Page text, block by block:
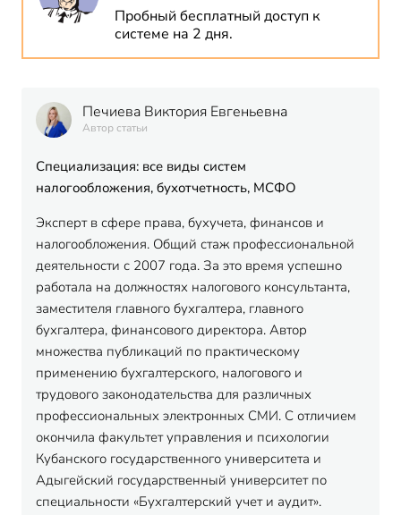
Пробный бесплатный доступ к
системе на 2 дня.
Печиева Виктория Евгеньевна
Автор статьи
Специализация: все виды систем
налогообложения, бухотчетность, МСФО
Эксперт в сфере права, бухучета, финансов и
налогообложения. Общий стаж профессиональной
деятельности с 2007 года. За это время успешно
работала на должностях налогового консультанта,
заместителя главного бухгалтера, главного
бухгалтера, финансового директора. Автор
множества публикаций по практическому
применению бухгалтерского, налогового и
трудового законодательства для различных
профессиональных электронных СМИ. С отличием
окончила факультет управления и психологии
Кубанского государственного университета и
Адыгейский государственный университет по
специальности «Бухгалтерский учет и аудит».